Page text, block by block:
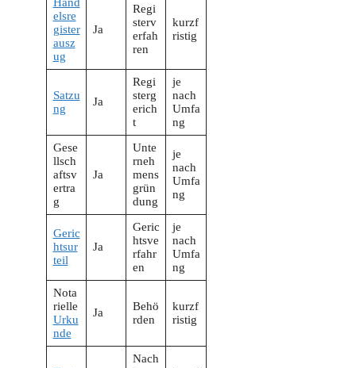
elsre
gister
ausz
ug
Ja
Regi
sterv
erfah
ren
kurzf
ristig
Satzu
ng
Ja
Regi
sterg
erich
t
je
nach
Umfa
ng
Gese
llsch
aftsv
ertra
g
Ja
Unte
rneh
mens
grün
dung
je
nach
Umfa
ng
Geric
htsur
teil
Ja
Geric
htsve
rfahr
en
je
nach
Umfa
ng
Nota
rielle
Urku
nde
Ja
Behö
rden
kurzf
ristig
Nach